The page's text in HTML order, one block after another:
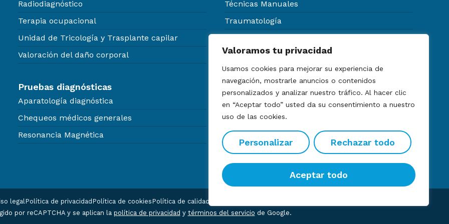
Valoramos tu privacidad
Usamos cookies para mejorar su experiencia de
navegación, mostrarle anuncios o contenidos
personalizados y analizar nuestro tráfico. Al hacer clic
en “Aceptar todo” usted da su consentimiento a nuestro
uso de las cookies.
Personalizar Rechazar todo
Aceptar todo
Radiodiagnóstico
Técnicas Manuales
Terapia ocupacional
Traumatología
Unidad de Tricología y Trasplante capilar
Valoración del daño corporal
Pruebas diagnósticas
Aparatología diagnóstica
Certificados médicos
Chequeos médicos generales
Ecografías
Resonancia Magnética
legalPolítica de privacidad Política de cookiesPolítica de calidad
por reCAPTCHA y se aplican la política de privacidad y términos del servicio de Google.